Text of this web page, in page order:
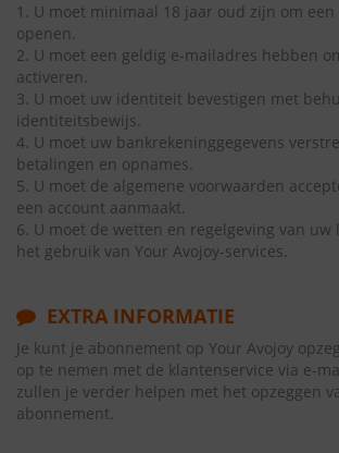
1. U moet minimaal 18 jaar oud zijn om een
openen.
2. U moet een geldig e-mailadres hebben
activeren.
3. U moet uw identiteit bevestigen met
identiteitsbewijs.
4. U moet uw bankrekeninggegevens
betalingen en opnames.
5. U moet de algemene voorwaarden
een account aanmaakt.
6. U moet de wetten en regelgeving van uw
het gebruik van Your Avojoy-services.
EXTRA INFORMATIE
Je kunt je abonnement op Your Avojoy
op te nemen met de klantenservice via e-
zullen je verder helpen met het opzeggen
abonnement.